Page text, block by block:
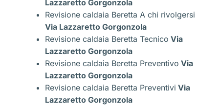
Lazzaretto Gorgonzola
Revisione caldaia Beretta A chi rivolgersi
Via Lazzaretto Gorgonzola
Revisione caldaia Beretta Tecnico Via
Lazzaretto Gorgonzola
Revisione caldaia Beretta Preventivo Via
Lazzaretto Gorgonzola
Revisione caldaia Beretta Preventivi Via
Lazzaretto Gorgonzola